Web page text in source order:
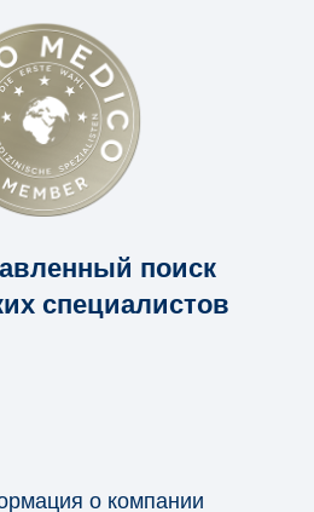
поиск
специалистов
о компании